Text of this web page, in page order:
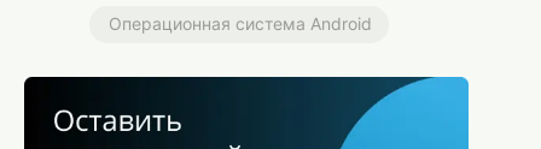
Операционная система Android